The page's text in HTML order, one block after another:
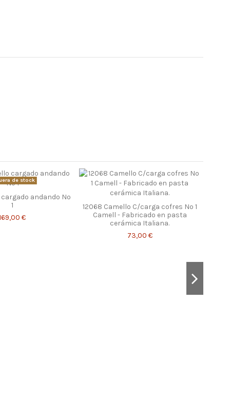
de stock
cargado andando Nº
1
€
12068 Camello C/carga cofres Nº 1
Camell - Fabricado en pasta
cerámica Italiana.
73,00 €